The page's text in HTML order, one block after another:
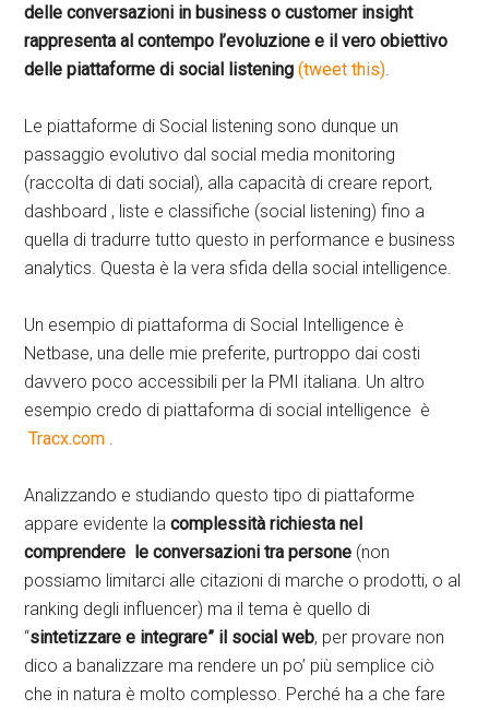
delle conversazioni in business o customer insight
rappresenta al contempo l’evoluzione e il vero obiettivo
delle piattaforme di social listening (tweet this).
Le piattaforme di Social listening sono dunque un
passaggio evolutivo dal social media monitoring
(raccolta di dati social), alla capacità di creare report,
dashboard , liste e classifiche (social listening) fino a
quella di tradurre tutto questo in performance e business
analytics. Questa è la vera sfida della social intelligence.
Un esempio di piattaforma di Social Intelligence è
Netbase, una delle mie preferite, purtroppo dai costi
davvero poco accessibili per la PMI italiana. Un altro
esempio credo di piattaforma di social intelligence è
Tracx.com .
Analizzando e studiando questo tipo di piattaforme
appare evidente lacomplessità richiesta nel
comprendere le conversazioni tra persone (non
possiamo limitarci alle citazioni di marche o prodotti, o al
ranking degli influencer) ma il tema è quello di
“sintetizzare e integrare” il social web, per provare non
dico a banalizzare ma rendere un po’ più semplice ciò
che in natura è molto complesso. Perché ha a che fare